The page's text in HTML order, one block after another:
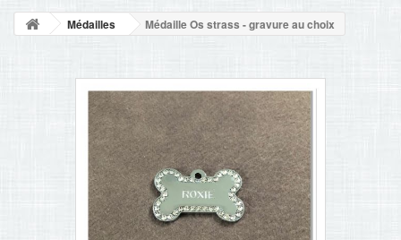
NOUVELLES
CONTACT
Médailles Médaille Os strass - gravure au choix